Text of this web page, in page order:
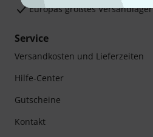
Europas größtes Versandlager
Service
Versandkosten und Lieferzeiten
Hilfe-Center
Gutscheine
Kontakt